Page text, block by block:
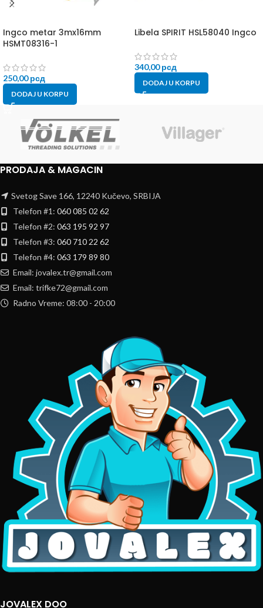
Ingco metar 3mx16mm
HSMT08316-1
250,00рсд
DODAJ U KORPU
Libela SPIRIT HSL58040 Ingco
340,00рсд
DODAJ U KORPU
PRODAJA & MAGACIN
Svetog Save 166, 12240 Kučevo, SRBIJA
Telefon #1: 060 085 02 62
Telefon #2: 063 195 92 97
Telefon #3: 060 710 22 62
Telefon #4: 063 179 89 80
Email: jovalex.tr@gmail.com
Email: trifke72@gmail.com
Radno Vreme: 08:00 - 20:00
JOVALEX DOO